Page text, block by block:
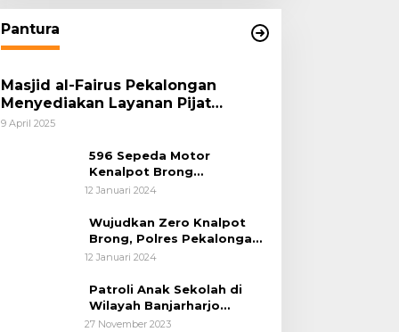
Pantura
Masjid al-Fairus Pekalongan
Menyediakan Layanan Pijat
hingga Potong Rambut Gratis bagi
9 April 2025
596 Sepeda Motor
Kenalpot Brong
Diamankan Polres
12 Januari 2024
Wujudkan Zero Knalpot
Brong, Polres Pekalongan
Kota Berikan Edukasi
12 Januari 2024
Patroli Anak Sekolah di
Wilayah Banjarharjo
Brebes
27 November 2023